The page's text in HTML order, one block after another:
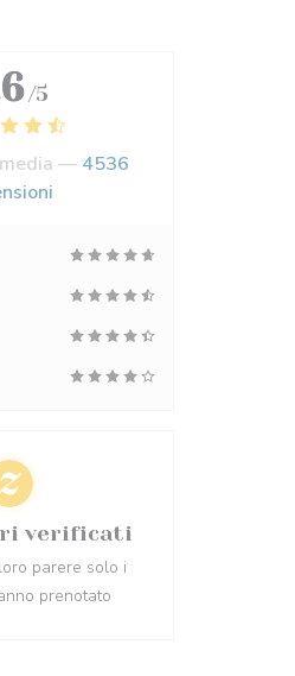
/5
— 4536
verificati
parere solo i
prenotato